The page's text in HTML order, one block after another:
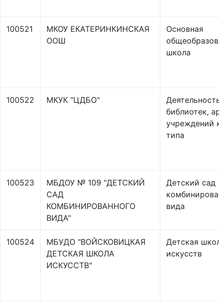
100521
МКОУ ЕКАТЕРИНКИНСКАЯ
ООШ
Основная
школа
100522 МКУК "ЦДБО"
библиотек,
учреждений
типа
100523
МБДОУ № 109 "ДЕТСКИЙ
САД
КОМБИНИРОВАННОГО
ВИДА"
Детский сад
вида
100524
МБУДО "ВОЙСКОВИЦКАЯ
ДЕТСКАЯ ШКОЛА
ИСКУССТВ"
Детская
искусств